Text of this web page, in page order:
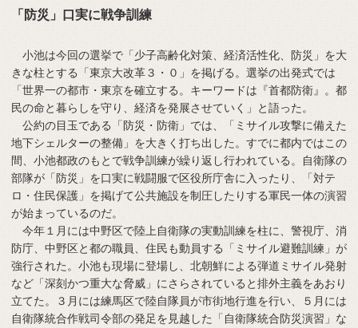
「防災」口実に戦争訓練
小池は今回の選挙で「少子高齢化対策、経済活性化、防災」を大
きな柱とする「東京大改革３・０」を掲げる。選挙の出発式では
「世界一の都市・東京を確立する。キーワードは『首都防衛』。都
民の命と暮らしを守り、経済を発展させていく」と語った。
公約の目玉である「防災・防衛」では、「ミサイル攻撃に備えた
地下シェルターの整備」を大きく打ち出した。すでに都内ではこの
間、小池都政のもとで戦争訓練が繰り返し行われている。自衛隊の
部隊が「防災」を口実に戦闘服で区役所庁舎に入ったり、「対テ
ロ・住民保護」を掲げて公共施設を制圧したりする軍民一体の演習
が始まっているのだ。
今年１月には中野区で陸上自衛隊の実動訓練を柱に、警視庁、消
防庁、中野区と都の職員、住民も動員する「ミサイル避難訓練」が
強行された。小池も現場に登場し、北朝鮮による弾道ミサイル発射
など「深刻かつ重大な脅威」にさらされていると排外主義をあおり
立てた。３月には練馬区で陸自隊員が市街地行進を行い、５月には
自衛隊統合作戦司令部の発足を見越した「自衛隊統合防災演習」な